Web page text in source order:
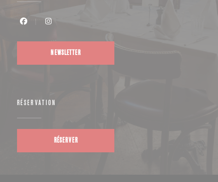
NEWSLETTER
RÉSERVATION
RÉSERVER